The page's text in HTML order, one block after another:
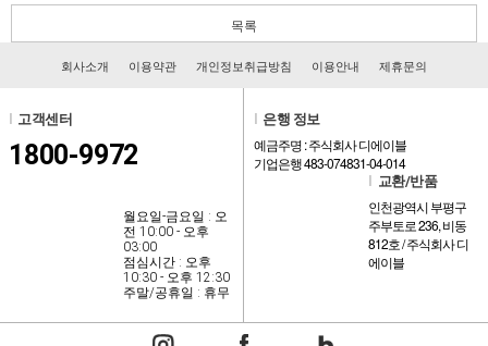
목록
회사소개 이용약관 개인정보취급방침 이용안내 제휴문의
고객센터
1800-9972
월요일-금요일 : 오
전 10:00 - 오후
03:00
점심시간 : 오후
10:30 - 오후 12:30
주말/공휴일 : 휴무
은행 정보
예금주명 : 주식회사 디에이블
기업은행 483-074831-04-014
교환/반품
인천광역시 부평구
주부토로 236, 비동
812호 / 주식회사 디
에이블